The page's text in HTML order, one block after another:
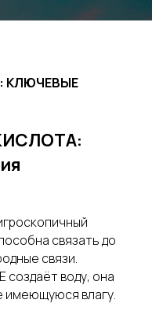
КЛЮЧЕВЫЕ
связать до
связи.
создаёт воду, она
имеющуюся влагу.